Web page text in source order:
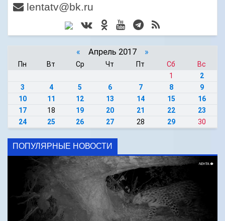
lentatv@bk.ru
« Апрель 2017 »
Пн Вт Ср Чт Пт Сб
Вс
1
2
3
4 5 6 7 8
9
10
11 12 13 14 15
16
17
18 19 20 21 22
23
24
25 26 27 28 29 30
ПОПУЛЯРНЫЕ НОВОСТИ